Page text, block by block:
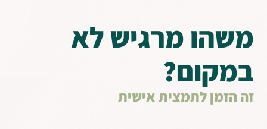
משהו מרגיש לא
במקום?
זה הזמן לתמצית אישית